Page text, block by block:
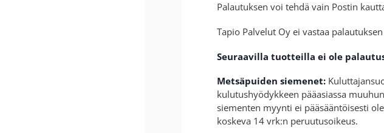
Palautuksen voi tehdä vain Postin
Tapio Palvelut Oy ei vastaa
Seuraavilla tuotteilla ei ole
Metsäpuiden siemenet:
kulutushyödykkeen pääasiassa
siementen myynti ei pääsääntöisesti
koskeva 14 vrk:n peruutusoikeus.